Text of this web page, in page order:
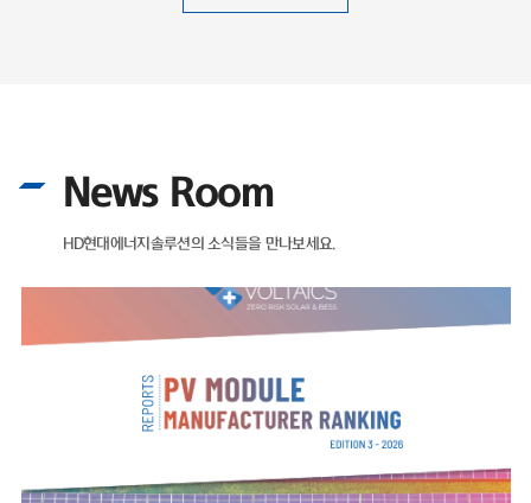
News Room
HD현대에너지솔루션의 소식들을 만나보세요.